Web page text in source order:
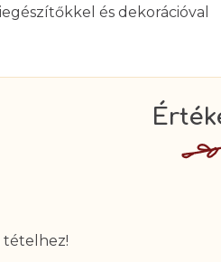
és dekorációval
tételhez!